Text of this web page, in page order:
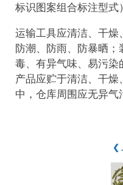
标识图案组合标注型式
运输工具应清洁、干燥
防潮、防雨、防暴晒
毒、有异气味、易污染
产品应贮于清洁、干
中，仓库周围应无异气
❮